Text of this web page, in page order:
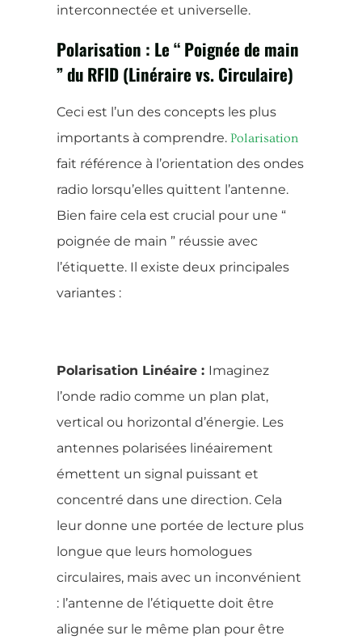
interconnectée et universelle.
Polarisation : Le “ Poignée de main
” du RFID (Linéraire vs. Circulaire)
Ceci est l’un des concepts les plus
importants à comprendre. Polarisation
fait référence à l’orientation des ondes
radio lorsqu’elles quittent l’antenne.
Bien faire cela est crucial pour une “
poignée de main ” réussie avec
l’étiquette. Il existe deux principales
variantes :
Polarisation Linéaire : Imaginez
l’onde radio comme un plan plat,
vertical ou horizontal d’énergie. Les
antennes polarisées linéairement
émettent un signal puissant et
concentré dans une direction. Cela
leur donne une portée de lecture plus
longue que leurs homologues
circulaires, mais avec un inconvénient
: l’antenne de l’étiquette doit être
alignée sur le même plan pour être